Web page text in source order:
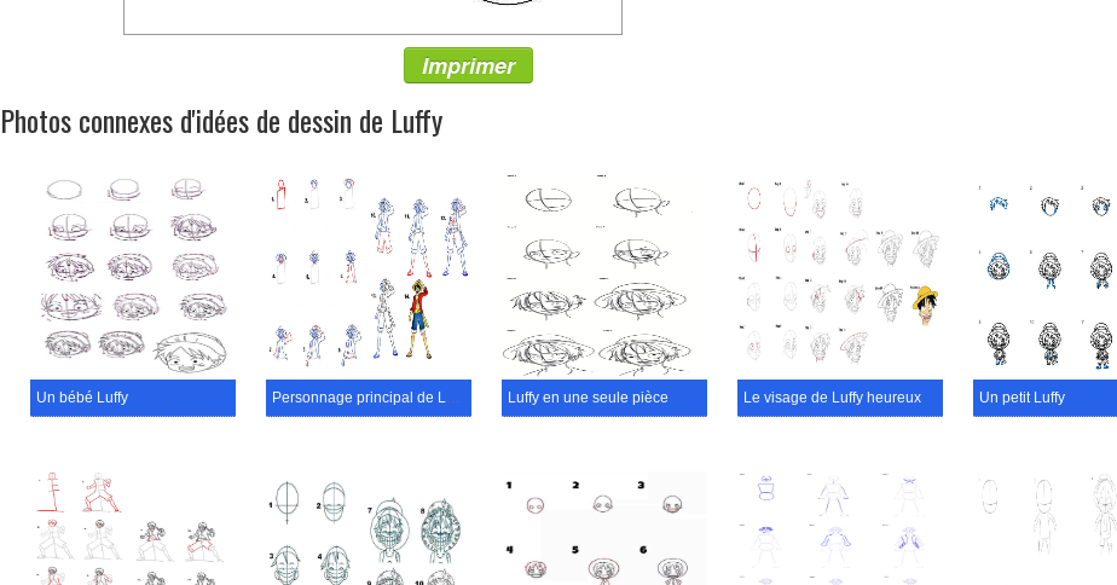
Imprimer
Photos connexes d'idées de dessin de Luffy
Un bébé Luffy Personnage principal de Luffy Luffy en une seule pièce Le visage de Luffy heureux Un petit Luffy